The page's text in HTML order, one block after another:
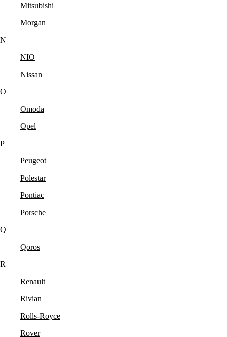
Mitsubishi
Morgan
N
NIO
Nissan
O
Omoda
Opel
P
Peugeot
Polestar
Pontiac
Porsche
Q
Qoros
R
Renault
Rivian
Rolls-Royce
Rover